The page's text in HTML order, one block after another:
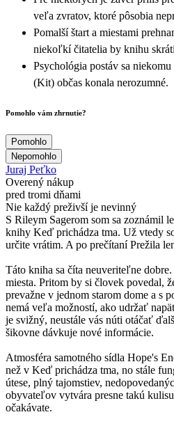
veľa zvratov, ktoré pôsobia
Pomalší štart a miestami
niekoľkí čitatelia by knihu
Psychológia postáv sa
(Kit) občas konala nerozumné.
Pomohlo vám zhrnutie?
Pomohlo
Nepomohlo
Juraj Peťko
Overený nákup
pred tromi dňami
Nie každý preživší je nevinný
S Rileym Sagerom som sa zoznámil
knihy Keď prichádza tma. Už vtedy
určite vrátim. A po prečítaní Prežila
Táto kniha sa číta neuveriteľne
miesta. Pritom by si človek povedal,
prevažne v jednom starom dome a s
nemá veľa možností, ako udržať
je svižný, neustále vás núti otáčať
šikovne dávkuje nové informácie.
Atmosféra samotného sídla Hope's
než v Keď prichádza tma, no stále
útese, plný tajomstiev,
obyvateľov vytvára presne takú
očakávate.